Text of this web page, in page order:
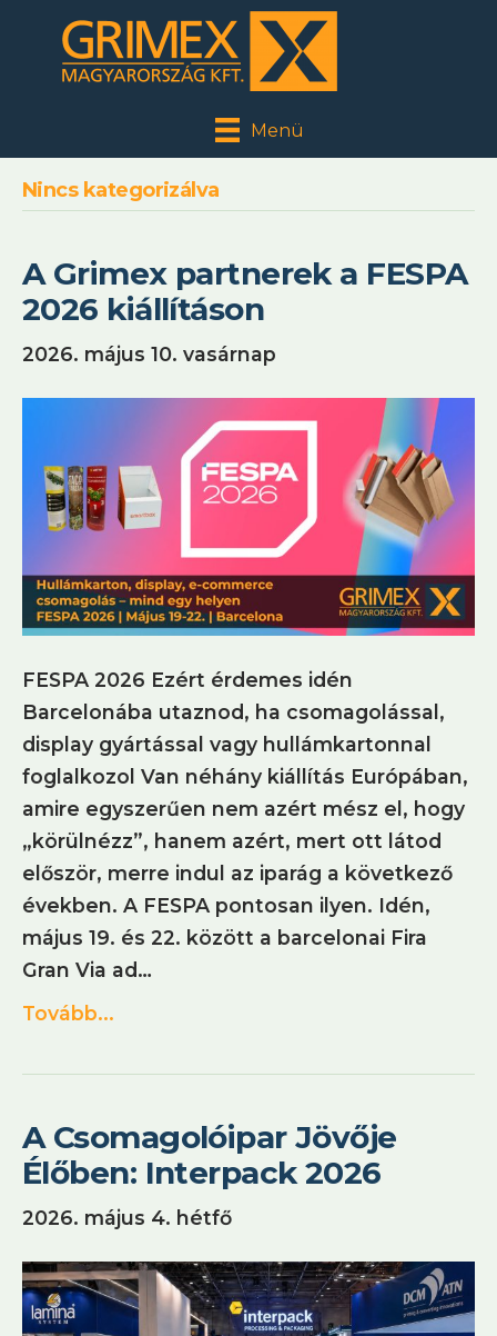
Menü
Nincs kategorizálva
A Grimex partnerek a FESPA
2026 kiállításon
2026. május 10. vasárnap
FESPA 2026 Ezért érdemes idén
Barcelonába utaznod, ha csomagolással,
display gyártással vagy hullámkartonnal
foglalkozol Van néhány kiállítás Európában,
amire egyszerűen nem azért mész el, hogy
„körülnézz”, hanem azért, mert ott látod
először, merre indul az iparág a következő
években. A FESPA pontosan ilyen. Idén,
május 19. és 22. között a barcelonai Fira
Gran Via ad…
Tovább...
A Csomagolóipar Jövője
Élőben: Interpack 2026
2026. május 4. hétfő